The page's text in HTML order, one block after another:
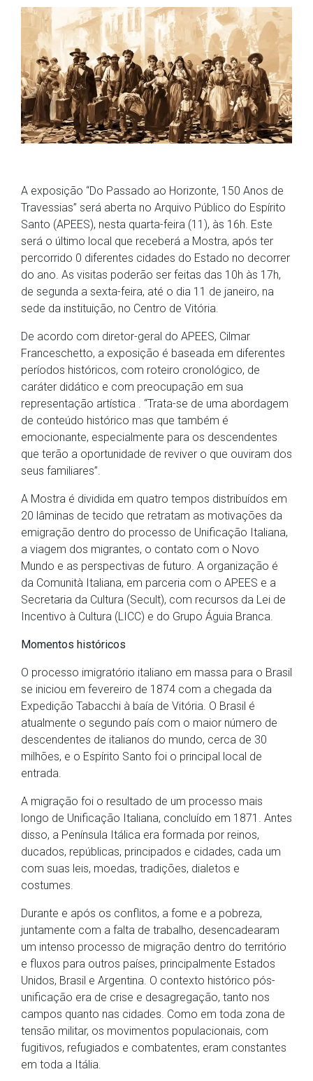
A exposição “Do Passado ao Horizonte, 150 Anos de
Travessias” será aberta no Arquivo Público do Espírito
Santo (APEES), nesta quarta-feira (11), às 16h. Este
será o último local que receberá a Mostra, após ter
percorrido 0 diferentes cidades do Estado no decorrer
do ano. As visitas poderão ser feitas das 10h às 17h,
de segunda a sexta-feira, até o dia 11 de janeiro, na
sede da instituição, no Centro de Vitória.
De acordo com diretor-geral do APEES, Cilmar
Franceschetto, a exposição é baseada em diferentes
períodos históricos, com roteiro cronológico, de
caráter didático e com preocupação em sua
representação artística . “Trata-se de uma abordagem
de conteúdo histórico mas que também é
emocionante, especialmente para os descendentes
que terão a oportunidade de reviver o que ouviram dos
seus familiares”.
A Mostra é dividida em quatro tempos distribuídos em
20 lâminas de tecido que retratam as motivações da
emigração dentro do processo de Unificação Italiana,
a viagem dos migrantes, o contato com o Novo
Mundo e as perspectivas de futuro. A organização é
da Comunità Italiana, em parceria com o APEES e a
Secretaria da Cultura (Secult), com recursos da Lei de
Incentivo à Cultura (LICC) e do Grupo Águia Branca.
Momentos históricos
O processo imigratório italiano em massa para o Brasil
se iniciou em fevereiro de 1874 com a chegada da
Expedição Tabacchi à baía de Vitória. O Brasil é
atualmente o segundo país com o maior número de
descendentes de italianos do mundo, cerca de 30
milhões, e o Espírito Santo foi o principal local de
entrada.
A migração foi o resultado de um processo mais
longo de Unificação Italiana, concluído em 1871. Antes
disso, a Península Itálica era formada por reinos,
ducados, repúblicas, principados e cidades, cada um
com suas leis, moedas, tradições, dialetos e
costumes.
Durante e após os conflitos, a fome e a pobreza,
juntamente com a falta de trabalho, desencadearam
um intenso processo de migração dentro do território
e fluxos para outros países, principalmente Estados
Unidos, Brasil e Argentina. O contexto histórico pós-
unificação era de crise e desagregação, tanto nos
campos quanto nas cidades. Como em toda zona de
tensão militar, os movimentos populacionais, com
fugitivos, refugiados e combatentes, eram constantes
em toda a Itália.